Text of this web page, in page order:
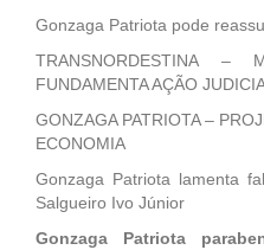
Gonzaga Patriota pode
TRANSNORDESTINA –
FUNDAMENTA AÇÃO
GONZAGA PATRIOTA –
ECONOMIA
Gonzaga Patriota lamenta
Salgueiro Ivo Júnior
Gonzaga Patriota